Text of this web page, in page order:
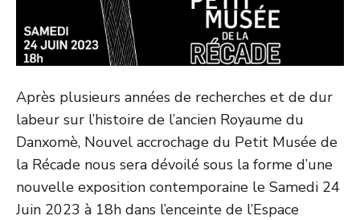
Après plusieurs années de recherches et de dur
labeur sur l’histoire de l’ancien Royaume du
Danxomè, Nouvel accrochage du Petit Musée de
la Récade nous sera dévoilé sous la forme d’une
nouvelle exposition contemporaine le Samedi 24
Juin 2023 à 18h dans l’enceinte de l’Espace